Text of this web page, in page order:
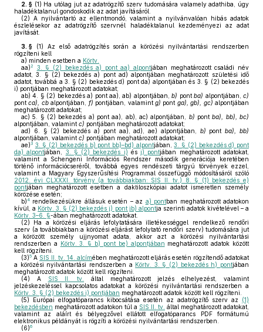
2. § (1) Ha utólag jut az adatrögzítő szerv tudomására valamely adathiba, úgy
haladéktalanul gondoskodik az adat javításáról.
(2) A nyilvántartó az ellentmondó, valamint a nyilvánvalóan hibás adatok
észlelésekor az adatrögzítő szervnél haladéktalanul kezdeményezi az adat
javítását.
3. § (1) Az első adatrögzítés során a körözési nyilvántartási rendszerben
rögzíteni kell
a) minden esetben a Körtv.
aa)2 3. § (2) bekezdés a) pont aa) alpontjában meghatározott családi név
adatot, 3. § (2) bekezdés a) pont ad) alpontjában meghatározott születési idő
adatot, továbbá a 3. § (2) bekezdés d) pont da) alpontjában és 3. § (2) bekezdés
i) pontjában meghatározott adatokat;
ab) 4. § (2) bekezdés a) pont aa), ab) alpontjában,b) pontba) alpontjában,c)
pontca), cbalpontjában, f) pontjában, valamint g) pont ga), gb), gc) alpontjában
meghatározott adatokat;
ac) 5. § (2) bekezdés a) pont aa), ab), ac) alpontjában, b) pontba), bb), bc)
alpontjában, valamint c) pontjában meghatározott adatokat;
ad) 6. § (2) bekezdés a) pont aa), ad), ae) alpontjában, b) pontba), bb)
alpontjában, valamint c) pontjában meghatározott adatokat;
ae)3 3. § (2) bekezdés b) pont bb)–bd) alpontjában,3. § (2) bekezdés d) pont
da) alpontjában, 3. § (2) bekezdés i) ésj) pontjában meghatározott adatokat,
valamint a Schengeni Információs Rendszer második generációja keretében
történő információcseréről, továbbá egyes rendészeti tárgyú törvények ezzel,
valamint a Magyary Egyszerűsítési Programmal összefüggő módosításáról szóló
2012. évi CLXXXI. törvény (a továbbiakban: SIS II. tv.) 8. § (1) bekezdés e)
pontjában meghatározott esetben a daktiloszkópiai adatot ismeretlen személy
körözése esetén;
b)4 rendelkezésükre állásuk esetén – az a) pontban meghatározott adatokon
kívül, a Körtv. 3. § (2) bekezdés j) pont jb) alpontja szerinti adatok kivételével – a
Körtv. 3–6. §-ában meghatározott adatokat.
(2) Ha a körözési eljárás lefolytatására illetékességgel rendelkező rendőri
szerv (a továbbiakban:a körözési eljárást lefolytató rendőri szerv) tudomására jut
a körözött személy ujjnyomat adata, akkor azt a körözési nyilvántartási
rendszerben a Körtv. 3. § b) pont be) alpontjában meghatározott adatok között
kell rögzíteni.
(3)5 A SIS II. tv. 14. alcímében meghatározott eljárás esetén rögzítendő adatokat
a körözési nyilvántartási rendszerben a Körtv. 3. § (2) bekezdés h) pontjában
meghatározott adatok között kell rögzíteni.
(4) A SIS II. tv.
által meghatározott jelzés elhelyezést, valamint
jelzéskezeléssel kapcsolatos adatokat a körözési nyilvántartási rendszerben a
Körtv. 3. § (2) bekezdés i) pontjában meghatározott adatok között kell rögzíteni.
(5) Európai elfogatóparancs kibocsátása esetén az adatrögzítő szerv az (1)
bekezdésben meghatározott adatokon túl a SIS II. tv. által meghatározott adatokat,
valamint az aláírt és bélyegzővel ellátott elfogatóparancs PDF formátumú
elektronikus példányát is rögzíti a körözési nyilvántartási rendszerben.
(6)6